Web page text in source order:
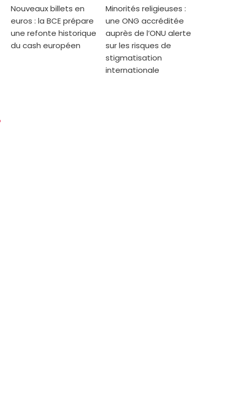
Nouveaux billets en
euros : la BCE prépare
une refonte historique
du cash européen
Minorités religieuses :
une ONG accréditée
auprès de l’ONU alerte
sur les risques de
stigmatisation
internationale